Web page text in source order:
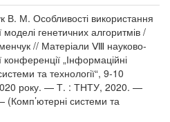
В. М. Особливості використання
моделі генетичних алгоритмів /
// Матеріали Ⅷ науково-
конференції „Інформаційні
та технології“, 9-10
року. — Т. : ТНТУ, 2020. —
системи та